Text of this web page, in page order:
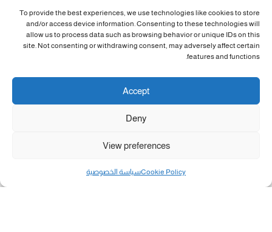
To provide the best experiences, we use technologies like cookies to store
and/or access device information. Consenting to these technologies will
allow us to process data such as browsing behavior or unique IDs on this
site. Not consenting or withdrawing consent, may adversely affect certain
features and functions.
Accept
Deny
View preferences
Cookie Policyسياسة الخصوصية مال و أعمال